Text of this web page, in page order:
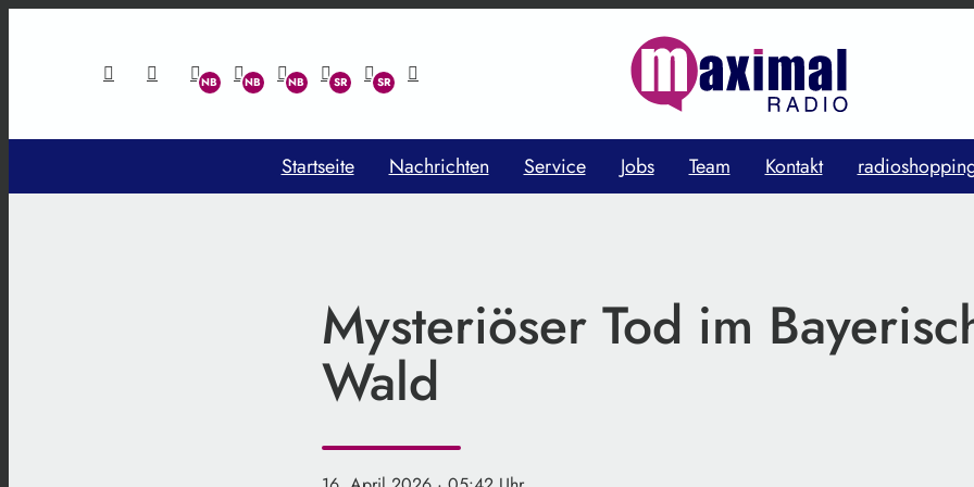
Startseite Nachrichten Service Jobs Team Kontakt
Mysteriöser Tod im
Wald